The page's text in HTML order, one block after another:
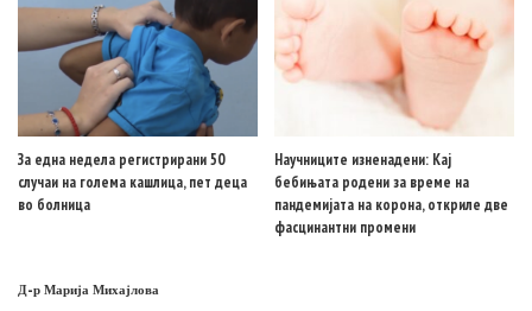
За една недела регистрирани 50
случаи на голема кашлица, пет деца
во болница
Научниците изненадени: Кај
бебињата родени за време на
пандемијата на корона, откриле две
фасцинантни промени
Д-р Марија Михајлова